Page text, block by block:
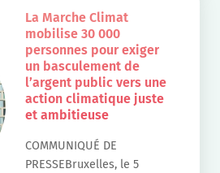
La Marche Climat
mobilise 30 000
personnes pour exiger
un basculement de
l’argent public vers une
action climatique juste
et ambitieuse
COMMUNIQUÉ DE
PRESSEBruxelles, le 5